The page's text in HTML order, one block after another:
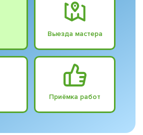
Выезда мастера
Приёмка работ